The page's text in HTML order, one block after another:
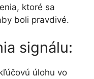
ktoré sa
boli pravdivé.
signálu:
úlohu vo